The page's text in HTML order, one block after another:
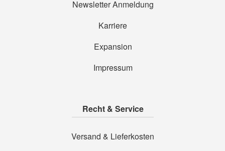
Newsletter Anmeldung
Karriere
Expansion
Impressum
Recht & Service
Versand & Lieferkosten